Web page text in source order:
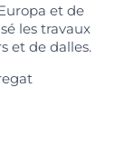
et de
les travaux
et de dalles.